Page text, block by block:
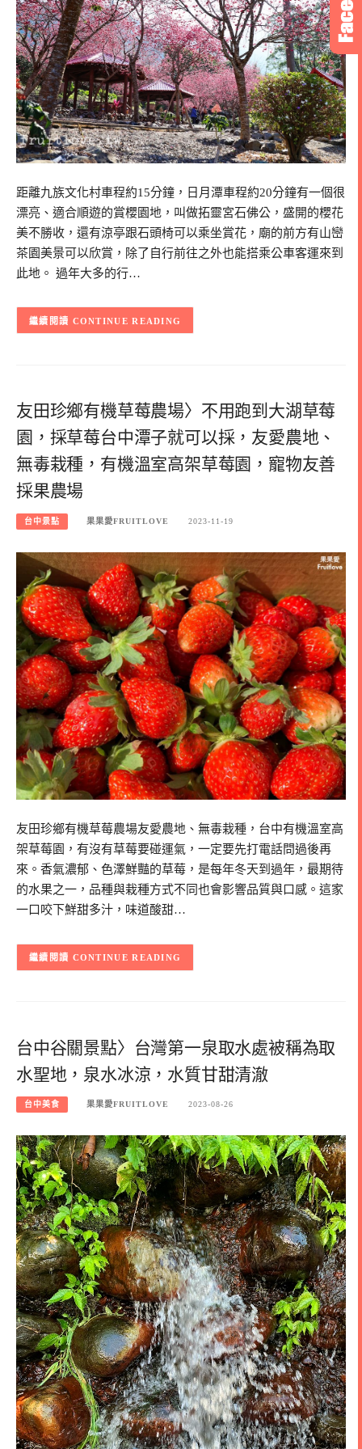
距離九族文化村車程約15分鐘，日月潭車程約20分鐘有一個很
漂亮、適合順遊的賞櫻園地，叫做拓靈宮石佛公，盛開的櫻花
美不勝收，還有涼亭跟石頭椅可以乘坐賞花，廟的前方有山巒
茶園美景可以欣賞，除了自行前往之外也能搭乘公車客運來到
此地。 過年大多的行…
CONTINUE READING
友田珍鄉有機草莓農場〉不用跑到大湖草莓
園，採草莓台中潭子就可以採，友愛農地、
無毒栽種，有機溫室高架草莓園，寵物友善
採果農場
台中景點 果果愛FRUITLOVE 2023-11-19
友田珍鄉有機草莓農場友愛農地、無毒栽種，台中有機溫室高
架草莓園，有沒有草莓要碰運氣，一定要先打電話問過後再
來。香氣濃郁、色澤鮮豔的草莓，是每年冬天到過年，最期待
的水果之一，品種與栽種方式不同也會影響品質與口感。這家
一口咬下鮮甜多汁，味道酸甜…
CONTINUE READING
台中谷關景點〉台灣第一泉取水處被稱為取
水聖地，泉水冰涼，水質甘甜清澈
台中美食 果果愛FRUITLOVE 2023-08-26